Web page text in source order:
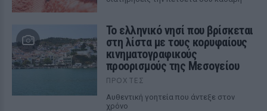
Το ελληνικό νησί που βρίσκεται
στη λίστα με τους κορυφαίους
κινηματογραφικούς
προορισμούς της Μεσογείου
ΠΡΟΧΤΈΣ
Αυθεντική γοητεία που άντεξε στον
χρόνο